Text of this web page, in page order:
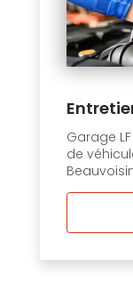
Garage
de